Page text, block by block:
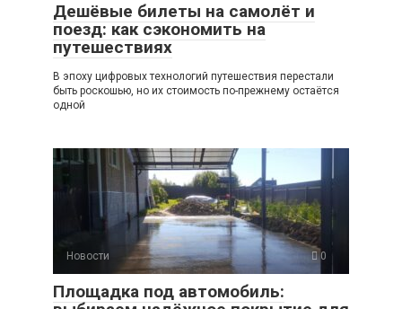
Дешёвые билеты на самолёт и
поезд: как сэкономить на
путешествиях
В эпоху цифровых технологий путешествия перестали
быть роскошью, но их стоимость по-прежнему остаётся
одной
Новости 0
Площадка под автомобиль: